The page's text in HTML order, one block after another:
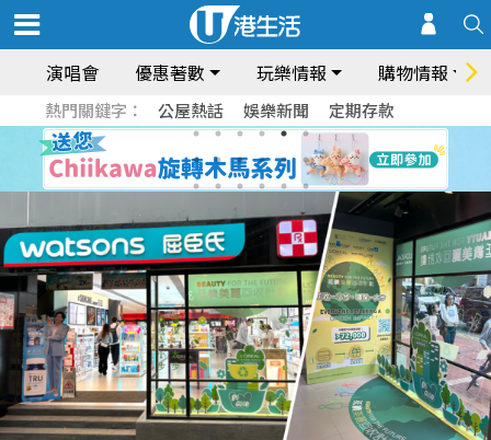
演唱會 優惠著數 玩樂情報 購物情報
熱門關鍵字： 公屋熱話 娛樂新聞 定期存款